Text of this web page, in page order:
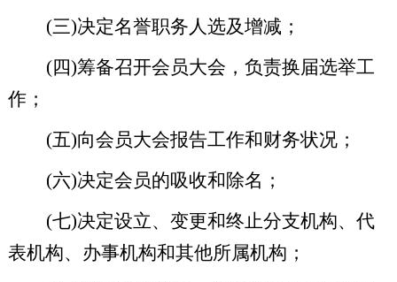
(三)决定名誉职务人选及增减；
(四)筹备召开会员大会，负责换届选举工
作；
(五)向会员大会报告工作和财务状况；
(六)决定会员的吸收和除名；
(七)决定设立、变更和终止分支机构、代
表机构、办事机构和其他所属机构；